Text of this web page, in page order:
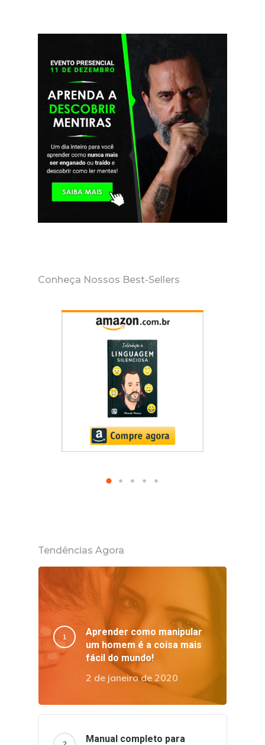
Conheça Nossos Best-Sellers
Tendências Agora
Aprender como manipular
um homem é a coisa mais
fácil do mundo!
2 de janeiro de 2020
Manual completo para